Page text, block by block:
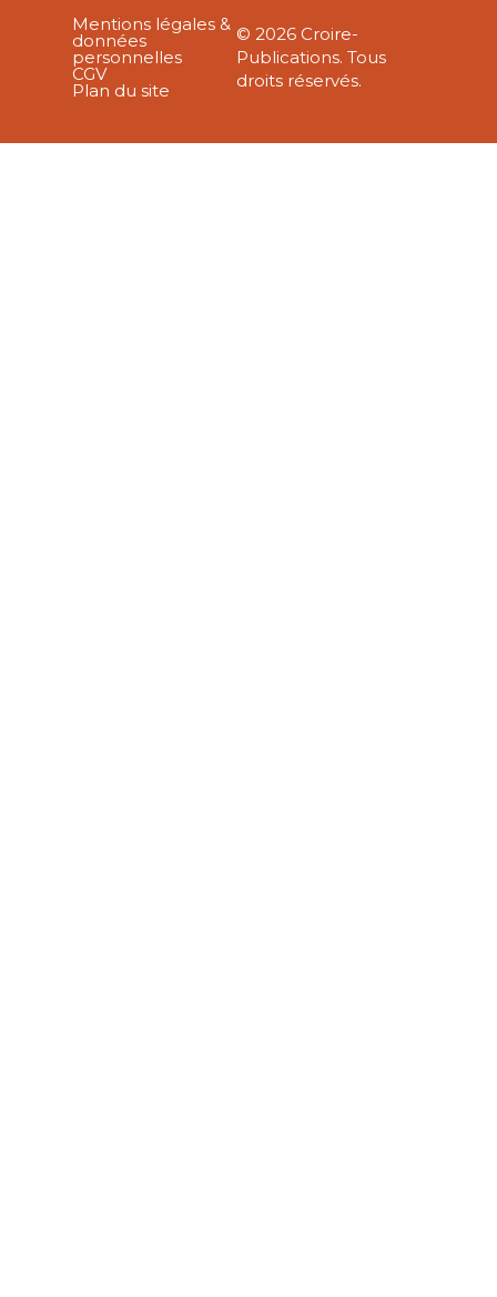
Mentions légales &
données
personnelles
CGV
Plan du site
© 2026 Croire-
Publications. Tous
droits réservés.